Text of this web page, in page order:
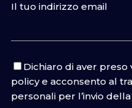
Il tuo indirizzo email
Dichiaro di aver preso
policye acconsento al
personali per l’invio